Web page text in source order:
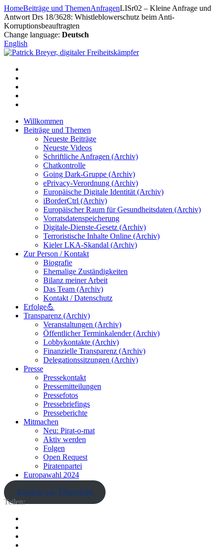
Zum
Inhalt
springen
HomeBeiträge und ThemenAnfragenLISr02 – Kleine Anfrage und
Antwort Drs 18/3628: Whistleblowerschutz beim Anti-
Korruptionsbeauftragten
Change language: Deutsch
English
Willkommen
Beiträge und Themen
Neueste Beiträge
Neueste Videos
Schriftliche Anfragen (Archiv)
Chatkontrolle
Going Dark-Gruppe (Archiv)
ePrivacy-Verordnung (Archiv)
Europäische Digitale Identität (Archiv)
iBorderCtrl (Archiv)
Europäischer Raum für Gesundheitsdaten (Archiv)
Vorratsdatenspeicherung
Digitale-Dienste-Gesetz (Archiv)
Terroristische Inhalte Online (Archiv)
Kieler LKA-Skandal (Archiv)
Zur Person / Kontakt
Biografie
Ehemalige Zuständigkeiten
Bilanz meiner Arbeit
Das Team (Archiv)
Kontakt / Datenschutz
Erfolge💪
Transparenz (Archiv)
Veranstaltungen (Archiv)
Öffentlicher Terminkalender (Archiv)
Lobbykontakte (Archiv)
Finanzielle Transparenz (Archiv)
Delegationssitzungen (Archiv)
Presse
Pressekontakt
Pressemitteilungen
Pressefotos
Pressebriefings
Presseberichte
Mitmachen
Neu: Pirat-o-mat
Aktiv werden
Folgen
Open Request
Piratenpartei
Europawahl 2024
Zurück zur Übersicht
Teilen: